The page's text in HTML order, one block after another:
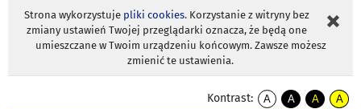
Strona wykorzystuje pliki cookies. Korzystanie z witryny bez
zmiany ustawień Twojej przeglądarki oznacza, że będą one
umieszczane w Twoim urządzeniu końcowym. Zawsze możesz
zmienić te ustawienia.
Kontrast:
A
A
A
A